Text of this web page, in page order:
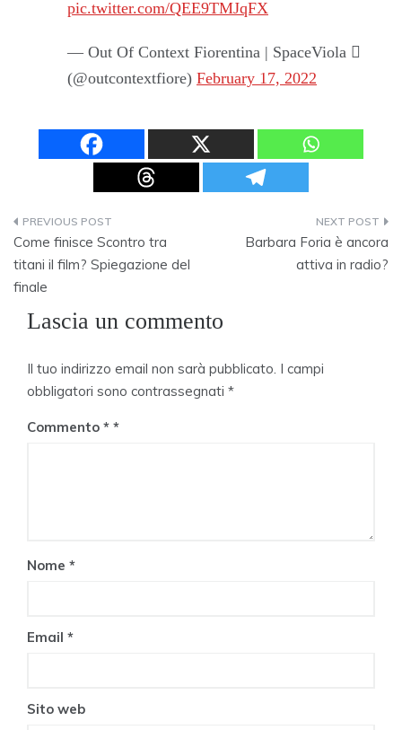
pic.twitter.com/QEE9TMJqFX
— Out Of Context Fiorentina | SpaceViola 
(@outcontextfiore) February 17, 2022
Navigazione
articoli
Come finisce Scontro tra
titani il film? Spiegazione del
finale
Barbara Foria è ancora
attiva in radio?
Lascia un commento
Il tuo indirizzo email non sarà pubblicato. I campi
obbligatori sono contrassegnati *
Commento *
Nome *
Email *
Sito web